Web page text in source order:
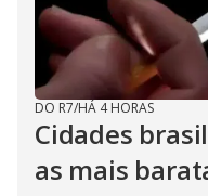
DO R7/HÁ 4 HORAS
Cidades
as mais